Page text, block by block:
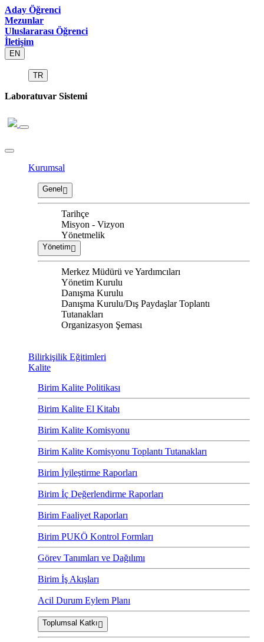
Aday Öğrenci
Mezunlar
Uluslararası Öğrenci
İletişim
EN
TR
Laboratuvar Sistemi
Kurumsal
Genel
Tarihçe
Misyon - Vizyon
Yönetmelik
Yönetim
Merkez Müdürü ve Yardımcıları
Yönetim Kurulu
Danışma Kurulu
Danışma Kurulu/Dış Paydaşlar Toplantı
Tutanakları
Organizasyon Şeması
Bilirkişilik Eğitimleri
Kalite
Birim Kalite Politikası
Birim Kalite El Kitabı
Birim Kalite Komisyonu
Birim Kalite Komisyonu Toplantı Tutanakları
Birim İyileştirme Raporları
Birim İç Değerlendirme Raporları
Birim Faaliyet Raporları
Birim PUKÖ Kontrol Formları
Görev Tanımları ve Dağılımı
Birim İş Akışları
Acil Durum Eylem Planı
Toplumsal Katkı